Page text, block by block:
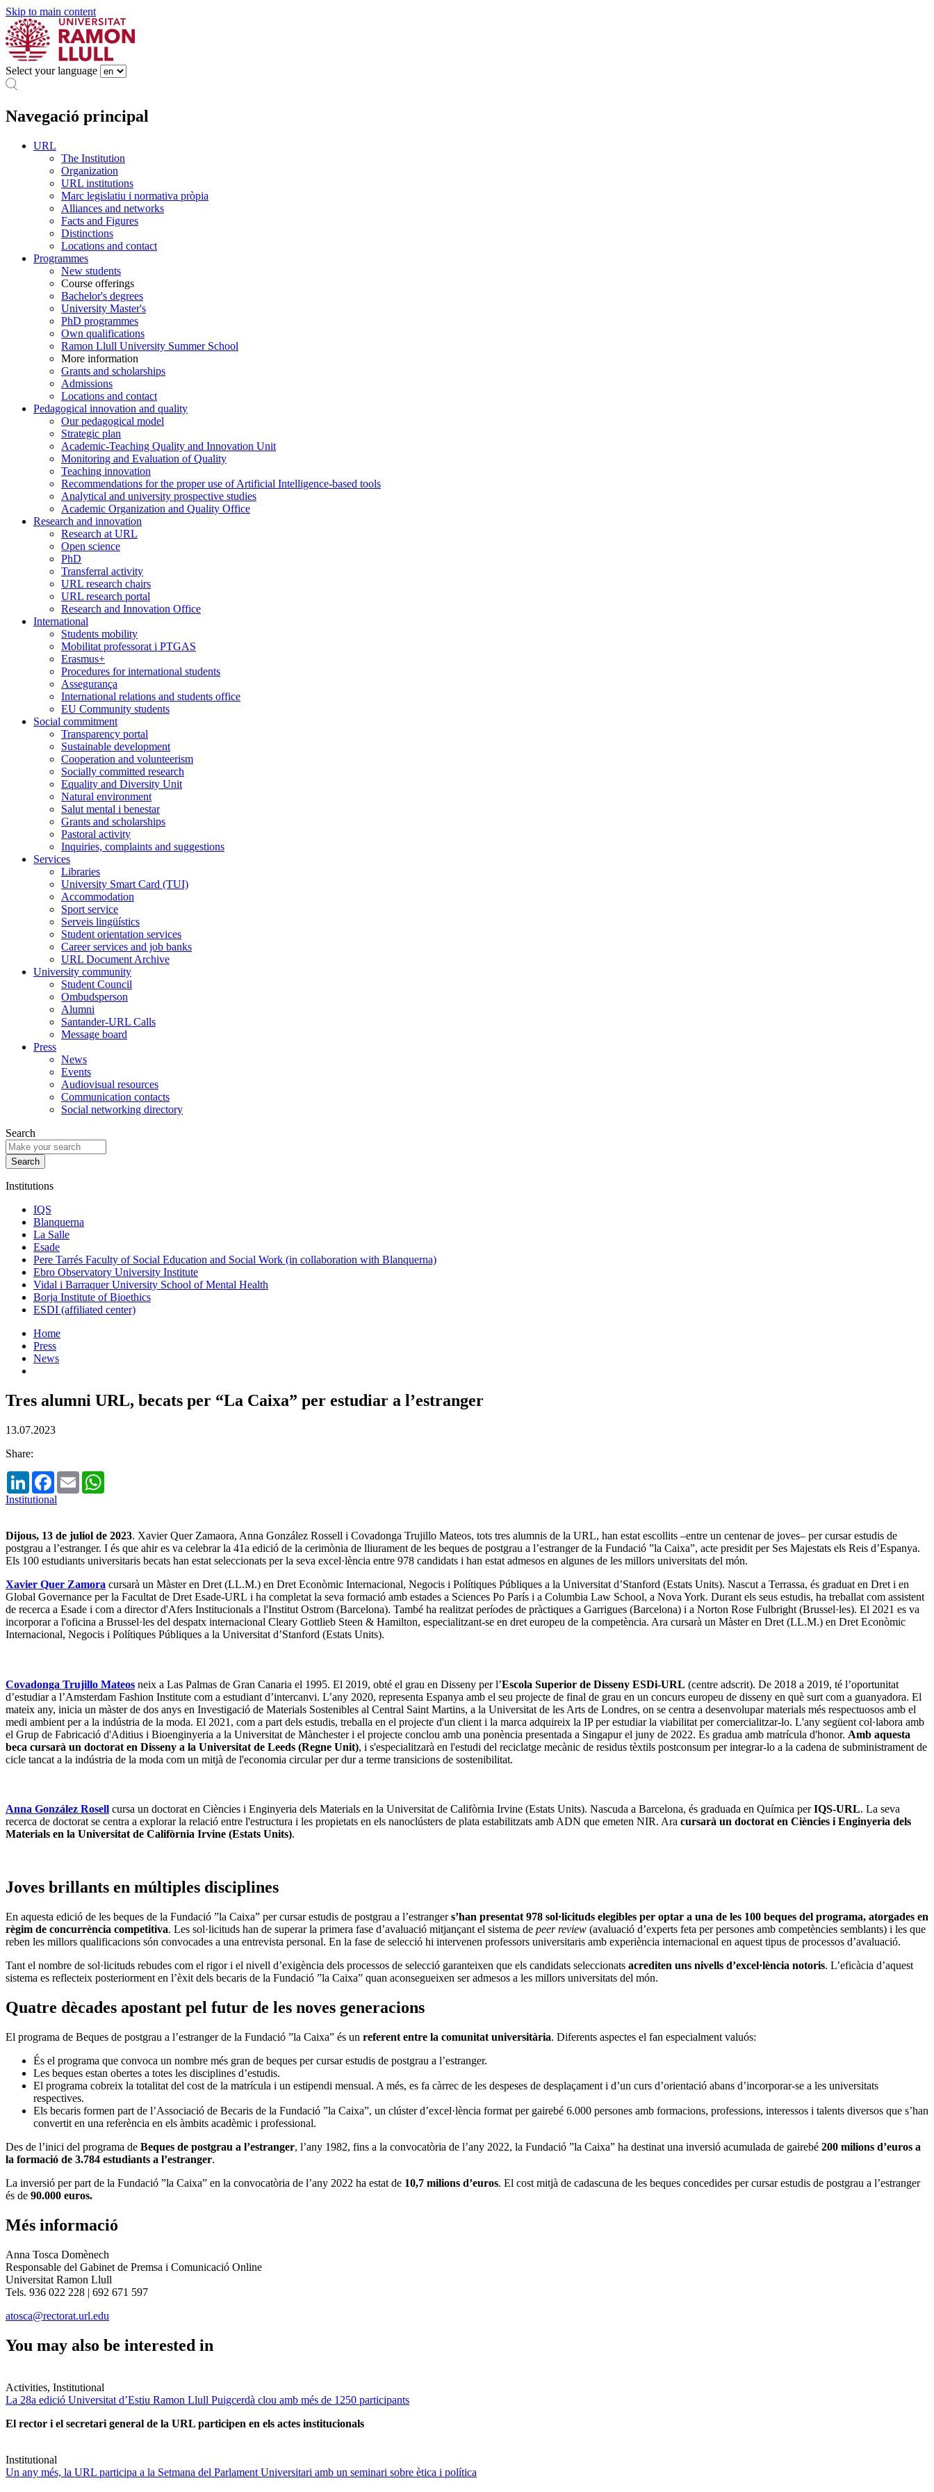
Skip to main content
Select your language
Navegació principal
URL
The Institution
Organization
URL institutions
Marc legislatiu i normativa pròpia
Alliances and networks
Facts and Figures
Distinctions
Locations and contact
Programmes
New students
Course offerings
Bachelor's degrees
University Master's
PhD programmes
Own qualifications
Ramon Llull University Summer School
More information
Grants and scholarships
Admissions
Locations and contact
Pedagogical innovation and quality
Our pedagogical model
Strategic plan
Academic-Teaching Quality and Innovation Unit
Monitoring and Evaluation of Quality
Teaching innovation
Recommendations for the proper use of Artificial Intelligence-based tools
Analytical and university prospective studies
Academic Organization and Quality Office
Research and innovation
Research at URL
Open science
PhD
Transferral activity
URL research chairs
URL research portal
Research and Innovation Office
International
Students mobility
Mobilitat professorat i PTGAS
Erasmus+
Procedures for international students
Assegurança
International relations and students office
EU Community students
Social commitment
Transparency portal
Sustainable development
Cooperation and volunteerism
Socially committed research
Equality and Diversity Unit
Natural environment
Salut mental i benestar
Grants and scholarships
Pastoral activity
Inquiries, complaints and suggestions
Services
Libraries
University Smart Card (TUI)
Accommodation
Sport service
Serveis lingüístics
Student orientation services
Career services and job banks
URL Document Archive
University community
Student Council
Ombudsperson
Alumni
Santander-URL Calls
Message board
Press
News
Events
Audiovisual resources
Communication contacts
Social networking directory
Search
Institutions
IQS
Blanquerna
La Salle
Esade
Pere Tarrés Faculty of Social Education and Social Work (in collaboration with Blanquerna)
Ebro Observatory University Institute
Vidal i Barraquer University School of Mental Health
Borja Institute of Bioethics
ESDI (affiliated center)
Home
Press
News
Tres alumni URL, becats per “La Caixa” per estudiar a l’estranger
13.07.2023
Share:
LinkedInFacebook
Email
Institutional
Dijous, 13 de juliol de 2023. Xavier Quer Zamaora, Anna González Rossell i Covadonga Trujillo Mateos, tots tres alumnis de la URL, han estat escollits –entre un centenar de joves– per cursar estudis de
postgrau a l’estranger. I és que ahir es va celebrar la 41a edició de la cerimònia de lliurament de les beques de postgrau a l’estranger de la Fundació ”la Caixa”, acte presidit per Ses Majestats els Reis d’Espanya.
Els 100 estudiants universitaris becats han estat seleccionats per la seva excel·lència entre 978 candidats i han estat admesos en algunes de les millors universitats del món.
Xavier Quer Zamora cursarà un Màster en Dret (LL.M.) en Dret Econòmic Internacional, Negocis i Polítiques Públiques a la Universitat d’Stanford (Estats Units). Nascut a Terrassa, és graduat en Dret i en
Global Governance per la Facultat de Dret Esade-URL i ha completat la seva formació amb estades a Sciences Po París i a Columbia Law School, a Nova York. Durant els seus estudis, ha treballat com assistent
de recerca a Esade i com a director d'Afers Institucionals a l'Institut Ostrom (Barcelona). També ha realitzat períodes de pràctiques a Garrigues (Barcelona) i a Norton Rose Fulbright (Brussel·les). El 2021 es va
incorporar a l'oficina a Brussel·les del despatx internacional Cleary Gottlieb Steen & Hamilton, especialitzant-se en dret europeu de la competència. Ara cursarà un Màster en Dret (LL.M.) en Dret Econòmic
Internacional, Negocis i Polítiques Públiques a la Universitat d’Stanford (Estats Units).
Covadonga Trujillo Mateos neix a Las Palmas de Gran Canaria el 1995. El 2019, obté el grau en Disseny per l’Escola Superior de Disseny ESDi-URL (centre adscrit). De 2018 a 2019, té l’oportunitat
d’estudiar a l’Amsterdam Fashion Institute com a estudiant d’intercanvi. L’any 2020, representa Espanya amb el seu projecte de final de grau en un concurs europeu de disseny en què surt com a guanyadora. El
mateix any, inicia un màster de dos anys en Investigació de Materials Sostenibles al Central Saint Martins, a la Universitat de les Arts de Londres, on se centra a desenvolupar materials més respectuosos amb el
medi ambient per a la indústria de la moda. El 2021, com a part dels estudis, treballa en el projecte d'un client i la marca adquireix la IP per estudiar la viabilitat per comercialitzar-lo. L'any següent col·labora amb
el Grup de Fabricació d'Aditius i Bioenginyeria a la Universitat de Mànchester i el projecte conclou amb una ponència presentada a Singapur el juny de 2022. Es gradua amb matrícula d'honor. Amb aquesta
beca cursarà un doctorat en Disseny a la Universitat de Leeds (Regne Unit), i s'especialitzarà en l'estudi del reciclatge mecànic de residus tèxtils postconsum per integrar-lo a la cadena de subministrament de
cicle tancat a la indústria de la moda com un mitjà de l'economia circular per dur a terme transicions de sostenibilitat.
Anna González Rosell cursa un doctorat en Ciències i Enginyeria dels Materials en la Universitat de Califòrnia Irvine (Estats Units). Nascuda a Barcelona, és graduada en Química perIQS-URL. La seva
recerca de doctorat se centra a explorar la relació entre l'estructura i les propietats en els nanoclústers de plata estabilitzats amb ADN que emeten NIR. Ara cursarà un doctorat en Ciències i Enginyeria dels
Materials en la Universitat de Califòrnia Irvine (Estats Units).
Joves brillants en múltiples disciplines
En aquesta edició de les beques de la Fundació ”la Caixa” per cursar estudis de postgrau a l’estrangers’han presentat 978 sol·licituds elegibles per optar a una de les 100 beques del programa, atorgades en
règim de concurrència competitiva. Les sol·licituds han de superar la primera fase d’avaluació mitjançant el sistema de peer review (avaluació d’experts feta per persones amb competències semblants) i les que
reben les millors qualificacions són convocades a una entrevista personal. En la fase de selecció hi intervenen professors universitaris amb experiència internacional en aquest tipus de processos d’avaluació.
Tant el nombre de sol·licituds rebudes com el rigor i el nivell d’exigència dels processos de selecció garanteixen que els candidats seleccionats acrediten uns nivells d’excel·lència notoris. L’eficàcia d’aquest
sistema es reflecteix posteriorment en l’èxit dels becaris de la Fundació ”la Caixa” quan aconsegueixen ser admesos a les millors universitats del món.
Quatre dècades apostant pel futur de les noves generacions
El programa de Beques de postgrau a l’estranger de la Fundació ”la Caixa” és un referent entre la comunitat universitària. Diferents aspectes el fan especialment valuós:
És el programa que convoca un nombre més gran de beques per cursar estudis de postgrau a l’estranger.
Les beques estan obertes a totes les disciplines d’estudis.
El programa cobreix la totalitat del cost de la matrícula i un estipendi mensual. A més, es fa càrrec de les despeses de desplaçament i d’un curs d’orientació abans d’incorporar-se a les universitats
respectives.
Els becaris formen part de l’Associació de Becaris de la Fundació ”la Caixa”, un clúster d’excel·lència format per gairebé 6.000 persones amb formacions, professions, interessos i talents diversos que s’han
convertit en una referència en els àmbits acadèmic i professional.
Des de l’inici del programa de Beques de postgrau a l’estranger, l’any 1982, fins a la convocatòria de l’any 2022, la Fundació ”la Caixa” ha destinat una inversió acumulada de gairebé 200 milions d’euros a
la formació de 3.784 estudiants a l’estranger.
La inversió per part de la Fundació ”la Caixa” en la convocatòria de l’any 2022 ha estat de 10,7 milions d’euros. El cost mitjà de cadascuna de les beques concedides per cursar estudis de postgrau a l’estranger
és de 90.000 euros.
Més informació
Anna Tosca Domènech
Responsable del Gabinet de Premsa i Comunicació Online
Universitat Ramon Llull
Tels. 936 022 228 | 692 671 597
atosca@rectorat.url.edu
You may also be interested in
Activities, Institutional
La 28a edició Universitat d’Estiu Ramon Llull Puigcerdà clou amb més de 1250 participants
El rector i el secretari general de la URL participen en els actes institucionals
Institutional
Un any més, la URL participa a la Setmana del Parlament Universitari amb un seminari sobre ètica i política